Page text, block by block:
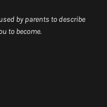
by parents to describe
to become.